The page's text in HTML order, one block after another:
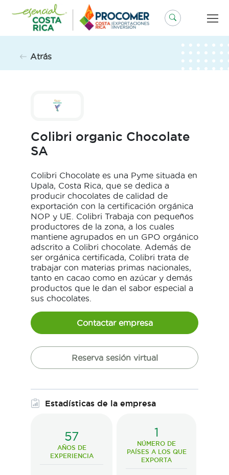
contenido
Atrás
Colibri organic Chocolate
SA
Colibri Chocolate es una Pyme situada en
Upala, Costa Rica, que se dedica a
producir chocolates de calidad de
exportación con la certificación orgánica
NOP y UE. Colibri Trabaja con pequeños
productores de la zona, a los cuales
mantiene agrupados en un GPO orgánico
adscrito a Colibri chocolate. Además de
ser orgánica certificada, Colibri trata de
trabajar con materias primas nacionales,
tanto en cacao como en azúcar y demás
productos que le dan el sabor especial a
sus chocolates.
Contactar empresa
Reserva sesión virtual
Estadísticas de la empresa
57
AÑOS DE
EXPERIENCIA
1
NÚMERO DE
PAÍSES A LOS QUE
EXPORTA